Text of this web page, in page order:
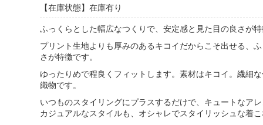
綿×ポリエステル混紡
扱いやすさ、機能的
混紡の目的はそれぞれの繊維の長所を組み合わせることです。２
く（ポリエステルの特徴）、肌触りがよく涼しい（綿の特徴）布と
【在庫状態】在庫有り
ふっくらとした幅広なつくりで、安定感と見た目の良さが
プリント生地よりも厚みのあるキコイだからこそ出せる、
さが特徴です。
ゆったりめで程良くフィットします。素材はキコイ。繊細
織物です。
いつものスタイリングにプラスするだけで、キュートなア
カジュアルなスタイルも、オシャレでスタイリッシュな着